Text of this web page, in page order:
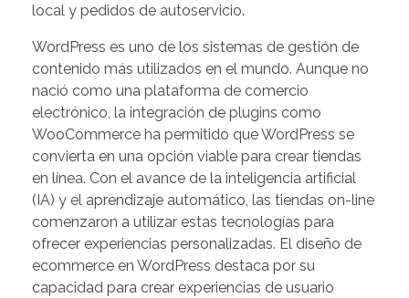
local y pedidos de autoservicio.
WordPress es uno de los sistemas de gestión de
contenido más utilizados en el mundo. Aunque no
nació como una plataforma de comercio
electrónico, la integración de plugins como
WooCommerce ha permitido que WordPress se
convierta en una opción viable para crear tiendas
en línea. Con el avance de la inteligencia artificial
(IA) y el aprendizaje automático, las tiendas on-line
comenzaron a utilizar estas tecnologías para
ofrecer experiencias personalizadas. El diseño de
ecommerce en WordPress destaca por su
capacidad para crear experiencias de usuario